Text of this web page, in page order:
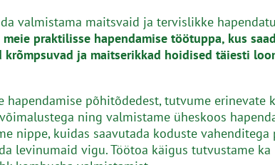
valmistama maitsvaid ja tervislikke
meie praktilisse hapendamise töötuppa, kus
krõmpsuvad ja maitserikkad hoidised täiesti
hapendamise põhitõdedest, tutvume erinevate
ning valmistame üheskoos
nippe, kuidas saavutada koduste vahenditega
levinumaid vigu. Töötoa käigus tutvustame ka